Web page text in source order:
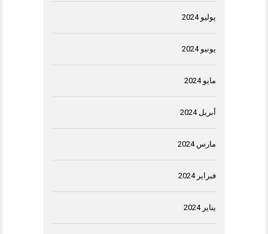
يوليو 2024
يونيو 2024
مايو 2024
أبريل 2024
مارس 2024
فبراير 2024
يناير 2024